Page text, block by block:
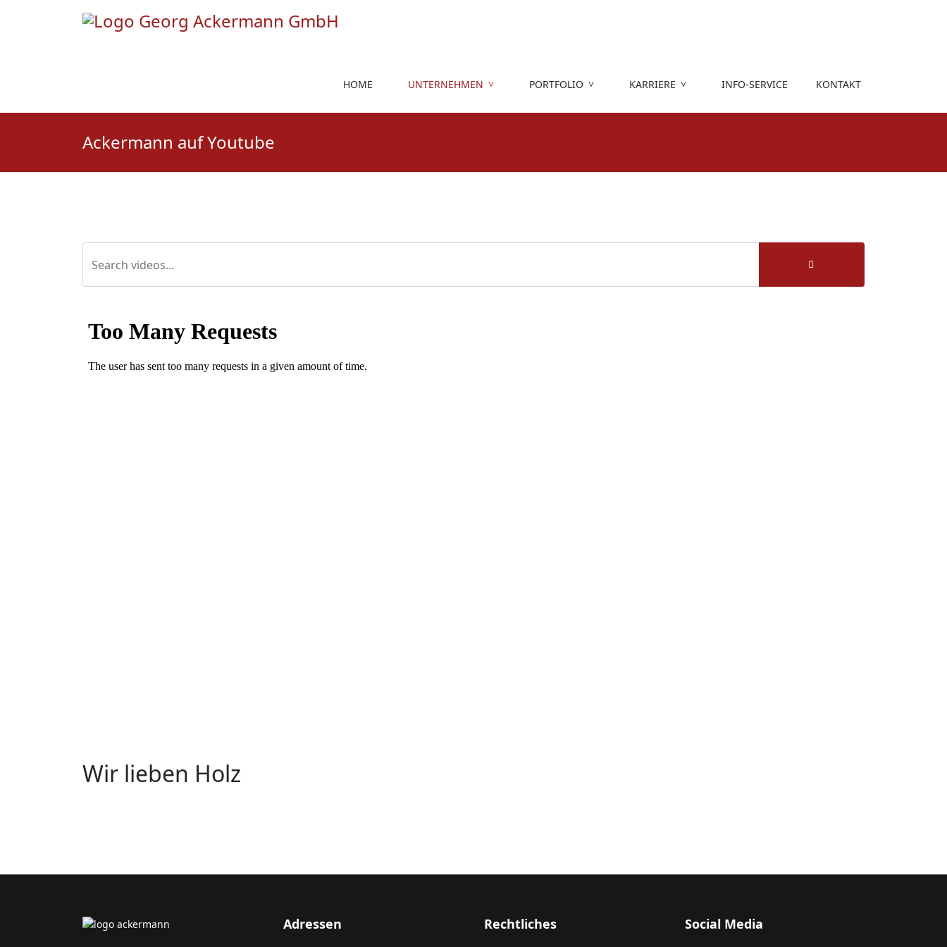
HOME UNTERNEHMEN PORTFOLIO KARRIERE INFO-SERVICE KONTAKT
Ackermann auf Youtube
Wir lieben Holz
Adressen Rechtliches Social Media